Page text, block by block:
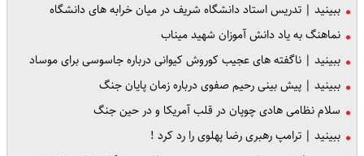
ببینید | تدریس استاد دانشگاه شریف در میان خرابه های دانشگاه
نماهنگ به یاد دانش آموزان شهید میناب
ببینید | ناگفته های عجیب کوروش کیوانی درباره جاسوسی برای موساد
ببینید | پیش بینی رحیم صفوی درباره زمان پایان جنگ
سلام نظامی هادی چوپان در قلب آمریکا و در حین جنگ
ببینید | ترامپ رهبری رضا پهلوی را رد کرد !